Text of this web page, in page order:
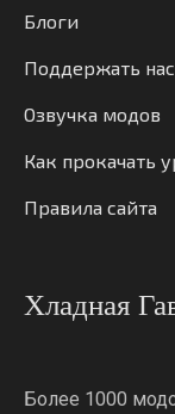
Блоги
Поддержать нас
Озвучка модов
Как прокачать
Правила сайта
Хладная
Более 1000